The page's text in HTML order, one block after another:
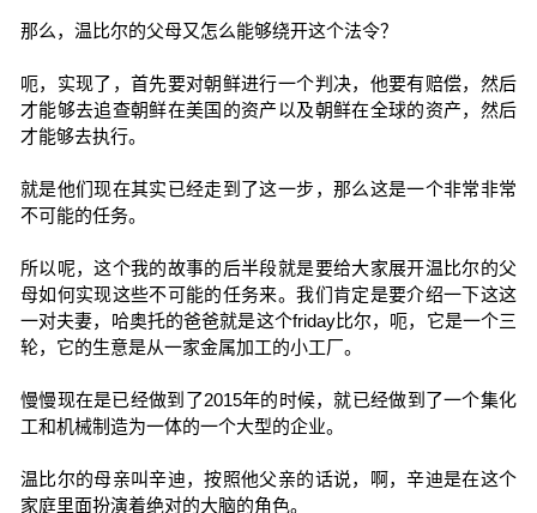
那么，温比尔的父母又怎么能够绕开这个法令？
呃，实现了，首先要对朝鲜进行一个判决，他要有赔偿，然后
才能够去追查朝鲜在美国的资产以及朝鲜在全球的资产，然后
才能够去执行。
就是他们现在其实已经走到了这一步，那么这是一个非常非常
不可能的任务。
所以呢，这个我的故事的后半段就是要给大家展开温比尔的父
母如何实现这些不可能的任务来。我们肯定是要介绍一下这这
一对夫妻，哈奥托的爸爸就是这个friday比尔，呃，它是一个三
轮，它的生意是从一家金属加工的小工厂。
慢慢现在是已经做到了2015年的时候，就已经做到了一个集化
工和机械制造为一体的一个大型的企业。
温比尔的母亲叫辛迪，按照他父亲的话说，啊，辛迪是在这个
家庭里面扮演着绝对的大脑的角色。